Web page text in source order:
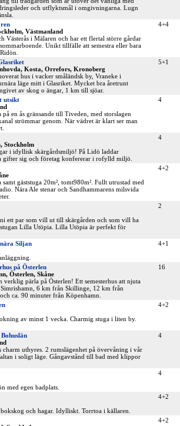
och utflyktsmål i omgivningarna. Lugn
Västmanland
Västerås i Mälaren och har ett flertal större gårdar
Unikt tillfälle att semestra eller bara
4+4
Kosta, Orrefors, Kronoberg
hus i vacker småländsk by, Vraneke i
läge mitt i Glasriket. Mycket bra åretrunt
av skog o ängar, 1 km till sjöar.
5+1
utsikt
en ås gränsande till Tiveden, med storslagen
strömmar genom. När vädret är klart ser man
4
Stockholm
i idyllisk skärgårdsmiljö! På Lidö laddar
gifter sig och företag konfererar i rofylld miljö.
4
gäststuga 20m², tomt980m². Fullt utrustad med
Nära Ale stenar och Sandhammarens milsvida
4+2
ett par som vill ut till skärgården och som vill ha
Lilla Utöpia. Lilla Utöpia är perfekt för
2
Siljan
4+1
på Österlen
Österlen, Skåne
verklig pärla på Österlen! Ett semesterhus att njuta
6 km från Skillinge, 12 km från
ca. 90 minuter från Köpenhamn.
16
av minst 1 vecka. Charmig stuga i liten by.
4+2
charm uthyres. 2 rumslägenhet på övervåning i vår
i soligt läge. Gångavstånd till bad med klippor
4
med egen badplats.
4
och hagar. Idylliskt. Torrtoa i källaren.
4+2
4+2